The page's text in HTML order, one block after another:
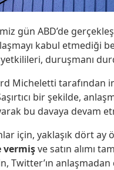
gün ABD’de
kabul etmediği
duruşmanı
Micheletti tarafından
bir şekilde,
bu davaya devam
için, yaklaşık dört
vermişve satın alımı
Twitter’ın